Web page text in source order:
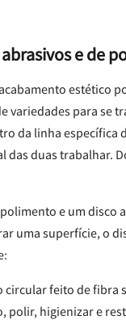
e de
estético
variedades para se
da linha
das duas trabalhar.
e um disco
uma superfície, o
circular feito de fibra
polir, higienizar e